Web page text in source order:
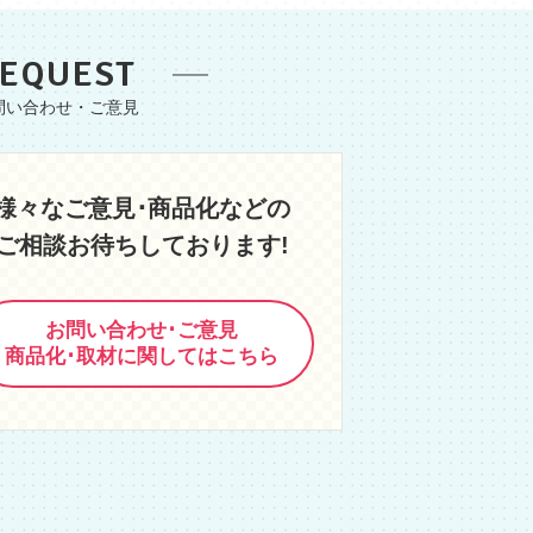
々なご意見･商品化などの
相談お待ちしております!
お問い合わせ･ご意見
商品化･取材に関してはこちら